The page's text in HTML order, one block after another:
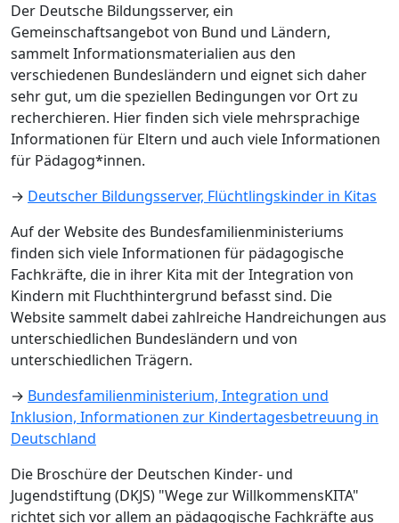
Der Deutsche Bildungsserver, ein
Gemeinschaftsangebot von Bund und Ländern,
sammelt Informationsmaterialien aus den
verschiedenen Bundesländern und eignet sich daher
sehr gut, um die speziellen Bedingungen vor Ort zu
recherchieren. Hier finden sich viele mehrsprachige
Informationen für Eltern und auch viele Informationen
für Pädagog*innen.
→ Deutscher Bildungsserver, Flüchtlingskinder in Kitas
Auf der Website des Bundesfamilienministeriums
finden sich viele Informationen für pädagogische
Fachkräfte, die in ihrer Kita mit der Integration von
Kindern mit Fluchthintergrund befasst sind. Die
Website sammelt dabei zahlreiche Handreichungen aus
unterschiedlichen Bundesländern und von
unterschiedlichen Trägern.
→ Bundesfamilienministerium, Integration und
Inklusion, Informationen zur Kindertagesbetreuung in
Deutschland
Die Broschüre der Deutschen Kinder- und
Jugendstiftung (DKJS) "Wege zur WillkommensKITA"
richtet sich vor allem an pädagogische Fachkräfte aus